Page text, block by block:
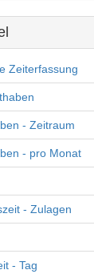
Zeiterfassung
- Zeitraum
- pro Monat
- Zulagen
- Tag